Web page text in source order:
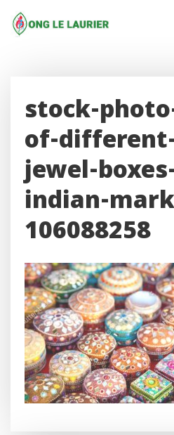
content
stock-
of-
jewel-
indian-
106088258